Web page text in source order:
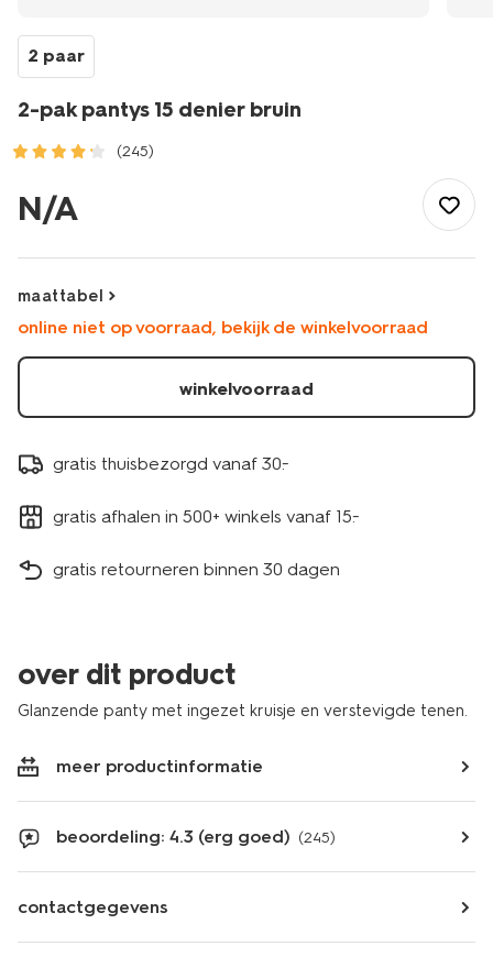
2 paar
2-pak pantys 15 denier bruin
(245)
pak-
pantys-
denier-
bruin-
N/A
maattabel
online niet op voorraad, bekijk de winkelvoorraad
winkelvoorraad
gratis thuisbezorgd vanaf 30.-
gratis afhalen in 500+ winkels vanaf 15.-
gratis retourneren binnen 30 dagen
over dit product
Glanzende panty met ingezet kruisje en verstevigde tenen.
meer productinformatie
beoordeling: 4.3 (erg goed) (245)
contactgegevens